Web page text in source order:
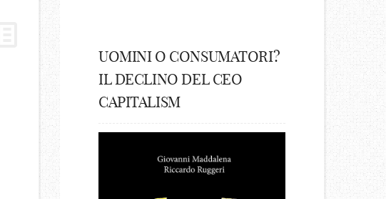
UOMINI O CONSUMATORI?
IL DECLINO DEL CEO
CAPITALISM